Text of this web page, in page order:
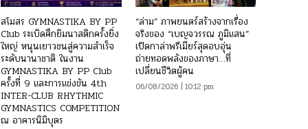
สโมสร GYMNASTIKA BY PP
Club ระเบิดศึกยิมนาสติกครั้งยิ่ง
ใหญ่ หนุนเยาวชนสู่ความสำเร็จ
ระดับนานาชาติ ในงาน
GYMNASTIKA BY PP Club
ครั้งที่ 9 และการแข่งขัน 4th
INTER-CLUB RHYTHMIC
GYMNASTICS COMPETITION
ณ อาคารนิมิบุตร
“ล่าม” ภาพยนตร์สร้างจากเรื่อง
จริงของ “เบญจวรรณ ภูมิแสน”
เปิดกาล่าพรีเมียร์สุดอบอุ่น
ถ่ายทอดพลังของภาษา…ที่
เปลี่ยนชีวิตผู้คน
06/08/2026 | 10:12 pm